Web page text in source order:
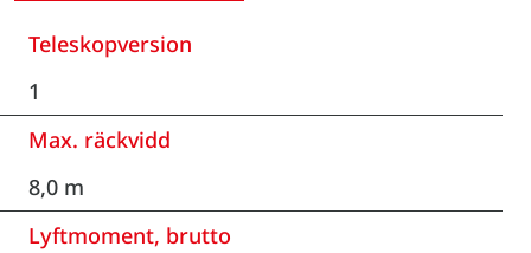
Teleskopversion
1
Max. räckvidd
8,0 m
Lyftmoment, brutto